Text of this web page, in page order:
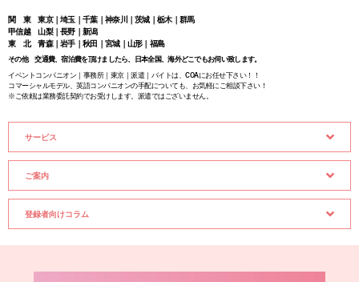
関 東 東京｜埼玉｜千葉｜神奈川｜茨城｜栃木｜群馬
甲信越 山梨｜長野｜新潟
東 北 青森｜岩手｜秋田｜宮城｜山形｜福島
その他 交通費、宿泊費を頂けましたら、日本全国、海外どこでもお伺い致します。
イベントコンパニオン｜事務所｜東京｜派遣｜バイトは、COAにお任せ下さい！！
コマーシャルモデル、英語コンパニオンの手配についても、お気軽にご相談下さい！
※ご依頼は業務委託契約でお受けします。派遣ではございません。
サービス
ご案内
登録者向けコラム